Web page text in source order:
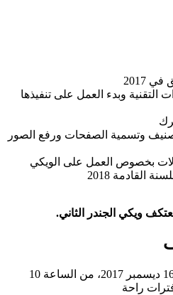
2017
التقنية وبدء العمل على تنفيذها
وتسمية الصفحات ورفع الصور
بخصوص العمل على الويكي
القادمة 2018
ويكي الجندر الثاني.
المواعيد: الجمعة والسبت 15 و16 ديسمبر 2017، من الساعة 10